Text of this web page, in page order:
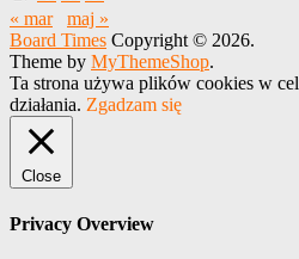
« mar
maj »
Board Times Copyright © 2026.
Theme by MyThemeShop.
Ta strona używa plików cookies w
działania. Zgadzam się
Close
Privacy Overview